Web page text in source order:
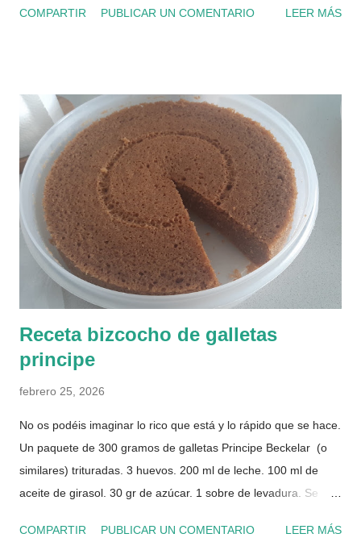
también me encantan. Receta para una empanada de unos 2
cucharada pequeña de azúcar 1 cucharada pequeña de
bicarbonato 1/2 kg harina (lo que admita) Se amasa todo bien
en un bol/amasadora. Debe quedar una consistencia un poco
chiclosa, que se pueda manejar y no se pegue a los dedos.
Dejarla reposar en un cuenco cubierta con un paño 1 hora. El
relleno 325-400 gr de sofrito de tomate y cebolla (como por
ejemplo este ) 200 gr de bonito, atún, melva... (4 latas) 3
huevos duros (luego usaremos otro más para pintar) 75 gr de
COMPARTIR PUBLICAR UN COMENTARIO LEER MÁS
Receta bizcocho de galletas
principe
febrero 25, 2026
No os podéis imaginar lo rico que está y lo rápido que se hace.
Un paquete de 300 gramos de galletas Principe Beckelar (o
similares) trituradas. 3 huevos. 200 ml de leche. 100 ml de
aceite de girasol. 30 gr de azúcar. 1 sobre de levadura. Se
¿Quién se habrá comido el trozo que falta?
COMPARTIR PUBLICAR UN COMENTARIO LEER MÁS